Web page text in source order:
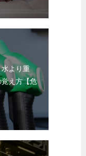
より重
え方【危